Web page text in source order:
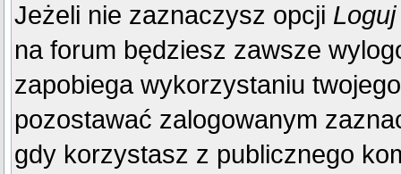
Jeżeli nie zaznaczysz opcji
na forum będziesz zawsze
zapobiega wykorzystaniu
pozostawać zalogowanym
gdy korzystasz z publicznego